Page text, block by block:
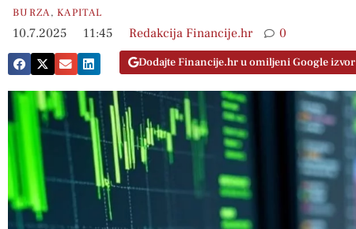
BURZA,KAPITAL
10.7.2025 11:45 Redakcija Financije.hr 0
Dodajte Financije.hr u omiljeni Google izvor